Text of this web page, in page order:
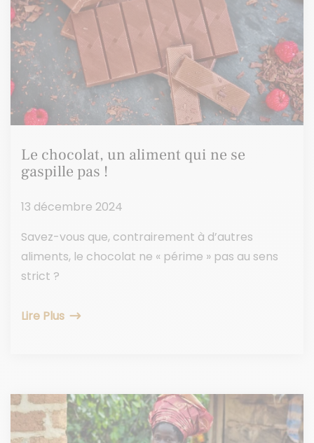
Le chocolat, un aliment qui ne se
gaspille pas !
13 décembre 2024
Savez-vous que, contrairement à d’autres
aliments, le chocolat ne « périme » pas au sens
strict ?
Lire Plus